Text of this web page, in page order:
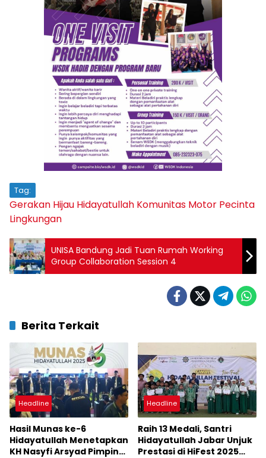
Tag:
Gerakan Hijau Hidayatullah Komunitas Motor Pecinta
Lingkungan
UNISA Bandung Jadi Tuan Rumah Working
Group Collaboration Session 4
Berita Terkait
Headline
Hasil Munas ke-6
Hidayatullah Menetapkan
KH Nasyfi Arsyad Pimpin
Headline
Raih 13 Medali, Santri
Hidayatullah Jabar Unjuk
Prestasi di HiFest 2025